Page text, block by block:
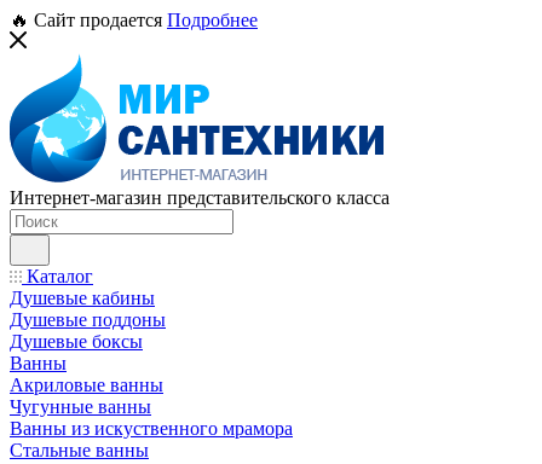
🔥 Сайт продается Подробнее
Интернет-магазин представительского класса
Каталог
Душевые кабины
Душевые поддоны
Душевые боксы
Ванны
Акриловые ванны
Чугунные ванны
Ванны из искуственного мрамора
Стальные ванны